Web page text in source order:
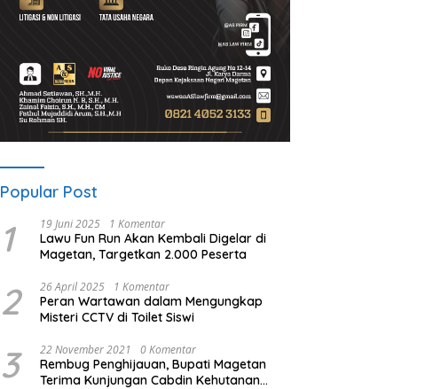
Popular Post
1 19 Juni 2025 1 Komentar
Lawu Fun Run Akan Kembali Digelar di
Magetan, Targetkan 2.000 Peserta
2 26 April 2025 1 Komentar
Peran Wartawan dalam Mengungkap
Misteri CCTV di Toilet Siswi
3 22 November 2021 0 Komentar
Rembug Penghijauan, Bupati Magetan
Terima Kunjungan Cabdin Kehutanan